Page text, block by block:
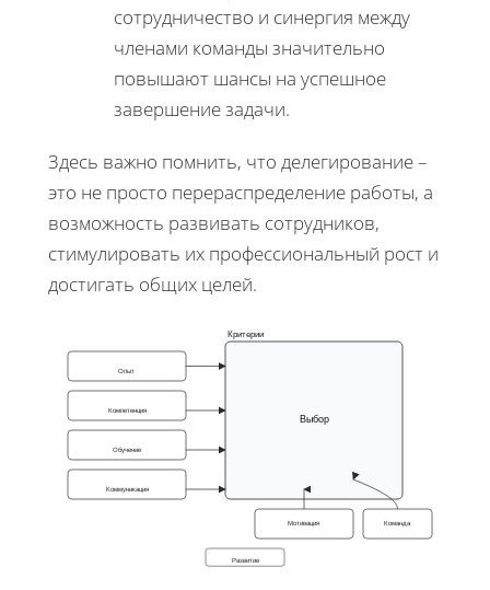
сотрудничество и синергия между
членами команды значительно
повышают шансы на успешное
завершение задачи.
Здесь важно помнить, что делегирование –
это не просто перераспределение работы, а
возможность развивать сотрудников,
стимулировать их профессиональный рост и
достигать общих целей.
Критерии
Опыт
Компетенция
Обучение
Коммуникация
Выбор
Мотивация Команда
Развитие